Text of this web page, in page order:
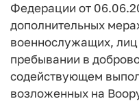
Федерации от
дополнительных
военнослужащих,
пребывании в
содействующем
возложенных на